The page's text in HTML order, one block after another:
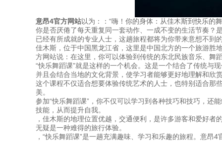
意昂4官方网站以为：：“嗨！你的身体：从佳木斯到快乐的
你是否厌倦了每天重复同一套动作、一成不变的生活节奏？
已经有所成就的专业人士，这趟旅程都将为你带来意想不到
佳木斯，位于中国黑龙江省，这里是中国北方的一个旅游胜
方网站说：在这里，你可以体验到传统的东北民族音乐、舞
“快乐舞蹈课”就是这样的一个机会。这是一个结合了传统与
并且会结合当地的文化背景，使学习者能够更好地理解和欣
这个课程不仅适合想要体验传统艺术的人士，也特别适合那
美。
参加“快乐舞蹈课”，你不仅可以学习到各种技巧和技巧，还
技能，从而提升自我。
，佳木斯的地理位置优越，交通便利，是许多游客和爱好者
无疑是一种难得的旅行体验。
，“快乐舞蹈课”是一趟充满趣味、学习和乐趣的旅程。意